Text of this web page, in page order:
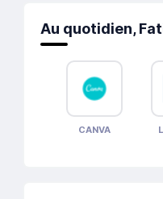
Au quotidien,
CANVA